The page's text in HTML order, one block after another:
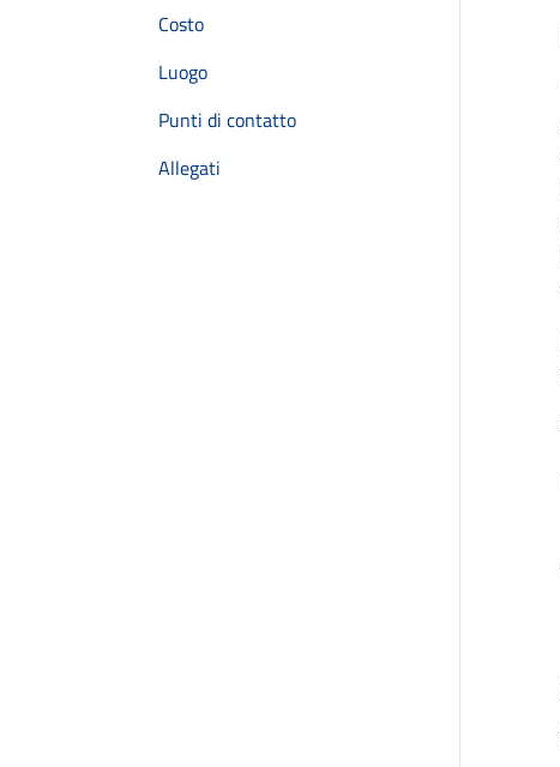
Costo
Luogo
Punti di contatto
Allegati